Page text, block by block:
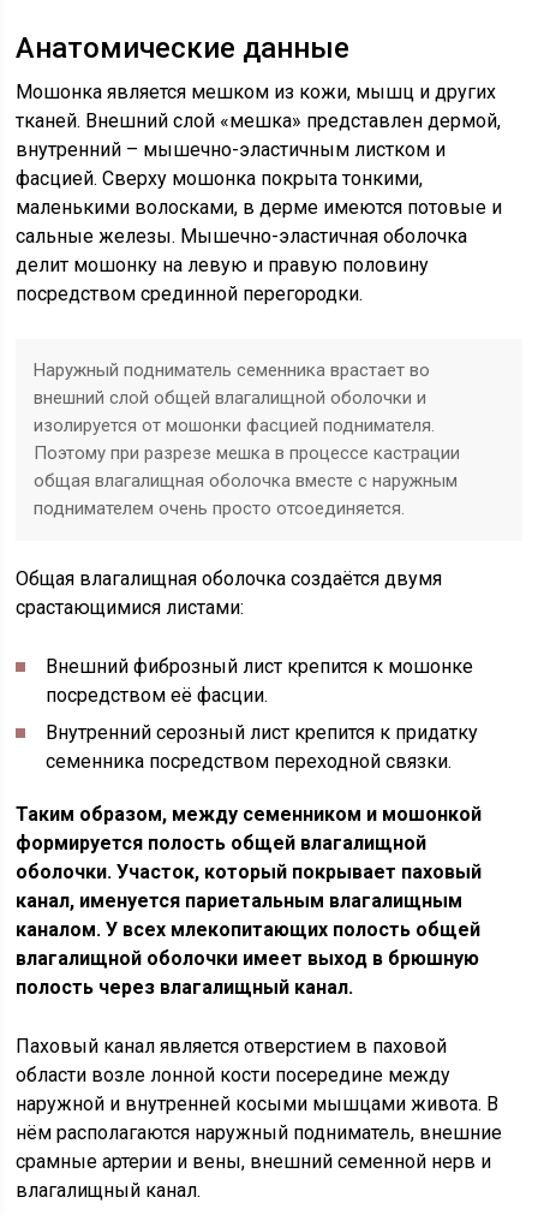
Анатомические данные
Мошонка является мешком из кожи, мышц и других
тканей. Внешний слой «мешка» представлен дермой,
внутренний – мышечно-эластичным листком и
фасцией. Сверху мошонка покрыта тонкими,
маленькими волосками, в дерме имеются потовые и
сальные железы. Мышечно-эластичная оболочка
делит мошонку на левую и правую половину
посредством срединной перегородки.
Наружный подниматель семенника врастает во
внешний слой общей влагалищной оболочки и
изолируется от мошонки фасцией поднимателя.
Поэтому при разрезе мешка в процессе кастрации
общая влагалищная оболочка вместе с наружным
поднимателем очень просто отсоединяется.
Общая влагалищная оболочка создаётся двумя
срастающимися листами:
Внешний фиброзный лист крепится к мошонке
посредством её фасции.
Внутренний серозный лист крепится к придатку
семенника посредством переходной связки.
Таким образом, между семенником и мошонкой
формируется полость общей влагалищной
оболочки. Участок, который покрывает паховый
канал, именуется париетальным влагалищным
каналом. У всех млекопитающих полость общей
влагалищной оболочки имеет выход в брюшную
полость через влагалищный канал.
Паховый канал является отверстием в паховой
области возле лонной кости посередине между
наружной и внутренней косыми мышцами живота. В
нём располагаются наружный подниматель, внешние
срамные артерии и вены, внешний семенной нерв и
влагалищный канал.